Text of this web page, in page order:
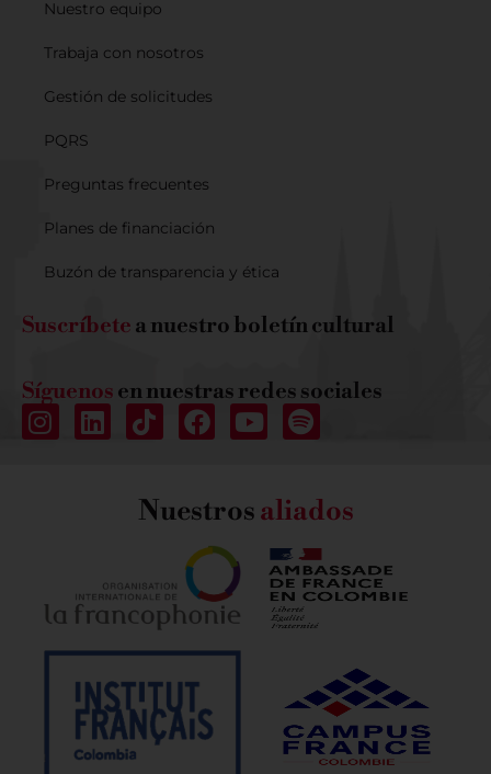
Nuestro equipo
Trabaja con nosotros
Gestión de solicitudes
PQRS
Preguntas frecuentes
Planes de financiación
Buzón de transparencia y ética
Suscríbete a nuestro boletín cultural
Síguenos en nuestras redes sociales
Nuestrosaliados